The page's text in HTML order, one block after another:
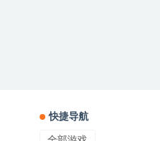
快捷导航